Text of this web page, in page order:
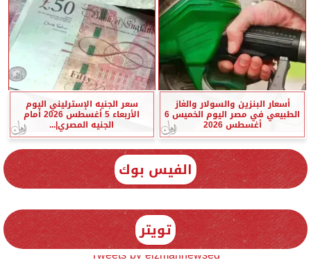
أسعار البنزين والسولار والغاز
الطبيعي في مصر اليوم الخميس 6
أغسطس 2026
سعر الجنيه الإسترليني اليوم
الأربعاء 5 أغسطس 2026 أمام
الجنيه المصري|...
الفيس بوك
تويتر
Tweets by elzmannewseg